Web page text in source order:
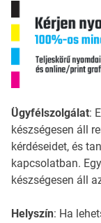
Ügyfélszolgálat:
készségesen áll
kérdéseidet, és
kapcsolatban.
készségesen áll
Helyszín: Ha